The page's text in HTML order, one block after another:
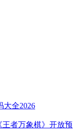
大全2026
者万象棋》开放预